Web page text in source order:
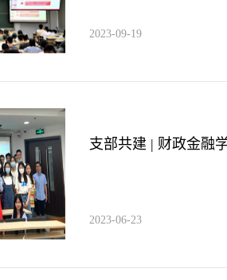
2023-09-19
支部共建 | 财政金融
2023-06-23